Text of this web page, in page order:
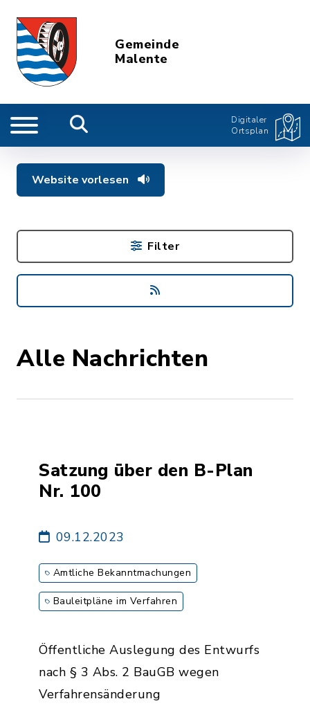
Gemeinde
Malente
Digitaler
Ortsplan
Website vorlesen
Alle Nachrichten
Satzung über den B-Plan
Nr. 100
09.12.2023
Amtliche Bekanntmachungen
Bauleitpläne im Verfahren
Öffentliche Auslegung des Entwurfs
nach § 3 Abs. 2 BauGB wegen
Verfahrensänderung
Filter